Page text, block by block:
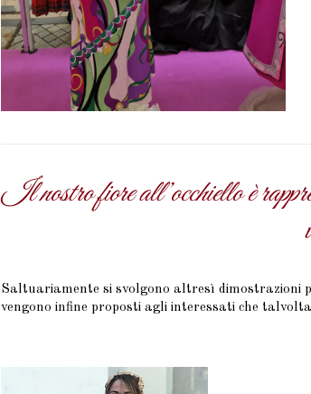
Il nostro fiore all’occhiello è
Saltuariamente si svolgono altresì dimostrazioni
vengono infine proposti agli interessati che